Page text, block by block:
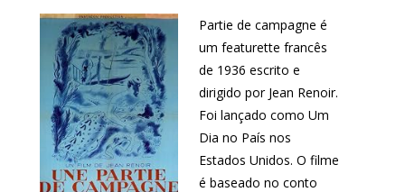
Partie de campagne é
um featurette francês
de 1936 escrito e
dirigido por Jean Renoir.
Foi lançado como Um
Dia no País nos
Estados Unidos. O filme
é baseado no conto